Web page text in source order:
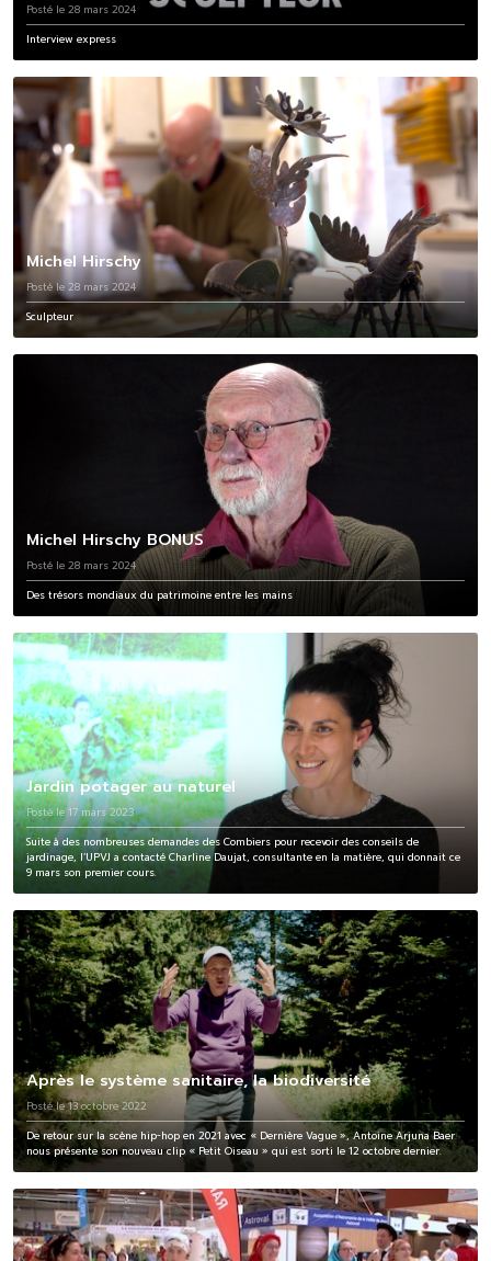
Posté le 28 mars 2024
Interview express
Michel Hirschy
Posté le 28 mars 2024
Sculpteur
Michel Hirschy BONUS
Posté le 28 mars 2024
Des trésors mondiaux du patrimoine entre les mains
Jardin potager au naturel
Posté le 17 mars 2023
Suite à des nombreuses demandes des Combiers pour recevoir des conseils de
jardinage, l’UPVJ a contacté Charline Daujat, consultante en la matière, qui donnait ce
9 mars son premier cours.
Après le système sanitaire, la biodiversité
Posté le 13 octobre 2022
De retour sur la scène hip-hop en 2021 avec « Dernière Vague », Antoine Arjuna Baer
nous présente son nouveau clip « Petit Oiseau » qui est sorti le 12 octobre dernier.